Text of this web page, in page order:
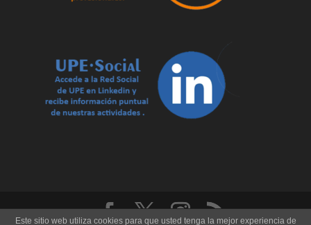
Este sitio web utiliza cookies para que usted tenga la mejor experiencia de